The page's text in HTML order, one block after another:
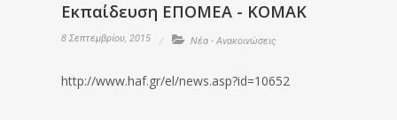
Εκπαίδευση ΕΠΟΜΕΑ - ΚΟΜΑΚ
8 Σεπτεμβρίου, 2015 Νέα - Ανακοινώσεις
http://www.haf.gr/el/news.asp?id=10652